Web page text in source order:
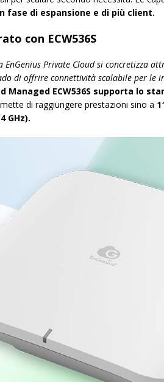
di espansione e di più client.
con ECW536S
Private Cloud si concretizza
di offrire connettività scalabile per le
Managed ECW536S supporta lo
di raggiungere prestazioni sino a
GHz).